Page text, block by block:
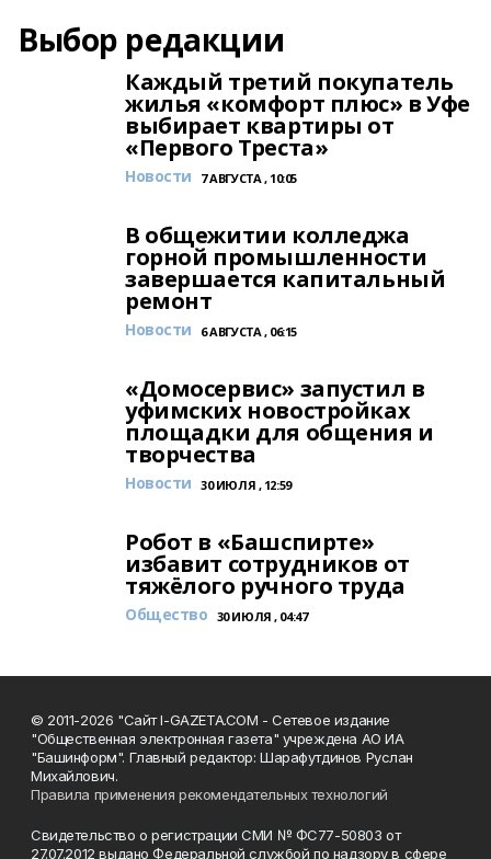
Выбор редакции
Каждый третий покупатель
жилья «комфорт плюс» в Уфе
выбирает квартиры от
«Первого Треста»
Новости 7 АВГУСТА , 10:05
В общежитии колледжа
горной промышленности
завершается капитальный
ремонт
Новости 6 АВГУСТА , 06:15
«Домосервис» запустил в
уфимских новостройках
площадки для общения и
творчества
Новости 30 ИЮЛЯ , 12:59
Робот в «Башспирте»
избавит сотрудников от
тяжёлого ручного труда
Общество 30 ИЮЛЯ , 04:47
© 2011-2026 "Сайт I-GAZETA.COM - Сетевое издание
"Общественная электронная газета" учреждена АО ИА
"Башинформ". Главный редактор: Шарафутдинов Руслан
Михайлович.
Правила применения рекомендательных технологий
Свидетельство о регистрации СМИ № ФС77-50803 от
27.07.2012 выдано Федеральной службой по надзору в сфере